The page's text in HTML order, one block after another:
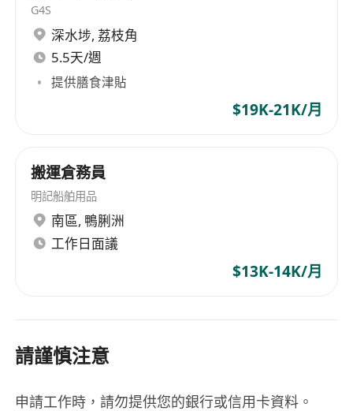
G4S
深水埗, 荔枝角
5.5天/週
提供膳食津貼
$19K-21K/月
搬運倉務員
明記船舶用品
南區, 鴨脷洲
工作日面議
$13K-14K/月
請謹慎注意
申請工作時，請勿提供您的銀行或信用卡資料。